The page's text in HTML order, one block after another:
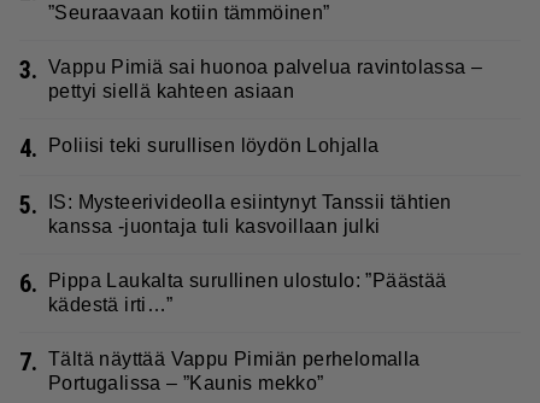
”Seuraavaan kotiin tämmöinen”
3. Vappu Pimiä sai huonoa palvelua ravintolassa –
pettyi siellä kahteen asiaan
4. Poliisi teki surullisen löydön Lohjalla
5.
IS: Mysteerivideolla esiintynyt Tanssii tähtien
kanssa -juontaja tuli kasvoillaan julki
6.
Pippa Laukalta surullinen ulostulo: ”Päästää
kädestä irti…”
7. Tältä näyttää Vappu Pimiän perhelomalla
Portugalissa – ”Kaunis mekko”